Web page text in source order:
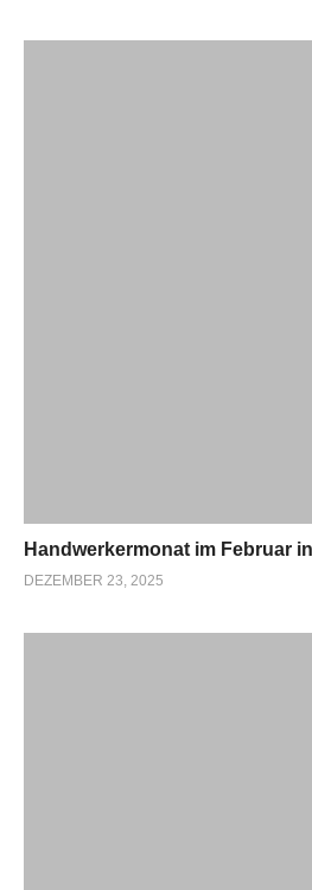
Handwerkermonat im Februar
DEZEMBER 23, 2025